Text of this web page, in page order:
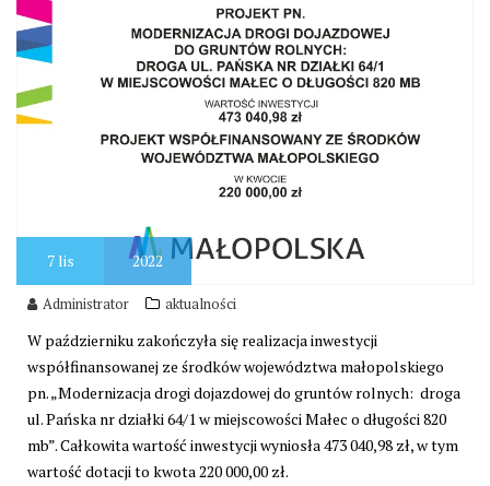
7lis 2022
Administrator aktualności
W październiku zakończyła się realizacja inwestycji
współfinansowanej ze środków województwa małopolskiego
pn. „Modernizacja drogi dojazdowej do gruntów rolnych: droga
ul. Pańska nr działki 64/1 w miejscowości Małec o długości 820
mb”. Całkowita wartość inwestycji wyniosła 473 040,98 zł, w tym
wartość dotacji to kwota 220 000,00 zł.